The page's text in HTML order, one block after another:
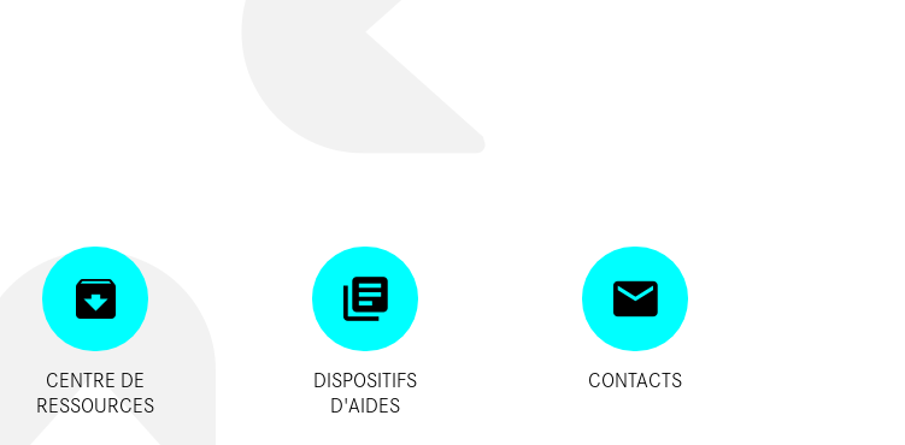
CENTRE DE
RESSOURCES
DISPOSITIFS
D'AIDES
CONTACTS